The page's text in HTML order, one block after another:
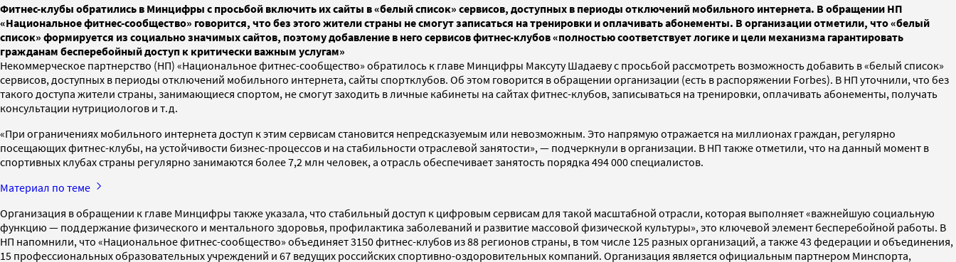
Фитнес-клубы обратились в Минцифры с просьбой включить их сайты в «белый список» сервисов, доступных в периоды отключений мобильного интернета. В обращении НП
«Национальное фитнес-сообщество» говорится, что без этого жители страны не смогут записаться на тренировки и оплачивать абонементы. В организации отметили, что «белый
список» формируется из социально значимых сайтов, поэтому добавление в него сервисов фитнес-клубов «полностью соответствует логике и цели механизма гарантировать
гражданам бесперебойный доступ к критически важным услугам»
Некоммерческое партнерство (НП) «Национальное фитнес-сообщество» обратилось к главе Минцифры Максуту Шадаеву с просьбой рассмотреть возможность добавить в «белый список»
сервисов, доступных в периоды отключений мобильного интернета, сайты спортклубов. Об этом говорится в обращении организации (есть в распоряжении Forbes). В НП уточнили, что без
такого доступа жители страны, занимающиеся спортом, не смогут заходить в личные кабинеты на сайтах фитнес-клубов, записываться на тренировки, оплачивать абонементы, получать
консультации нутрициологов и т.д.
«При ограничениях мобильного интернета доступ к этим сервисам становится непредсказуемым или невозможным. Это напрямую отражается на миллионах граждан, регулярно
посещающих фитнес-клубы, на устойчивости бизнес-процессов и на стабильности отраслевой занятости», — подчеркнули в организации. В НП также отметили, что на данный момент в
спортивных клубах страны регулярно занимаются более 7,2 млн человек, а отрасль обеспечивает занятость порядка 494 000 специалистов.
Материал по теме
Организация в обращении к главе Минцифры также указала, что стабильный доступ к цифровым сервисам для такой масштабной отрасли, которая выполняет «важнейшую социальную
функцию — поддержание физического и ментального здоровья, профилактика заболеваний и развитие массовой физической культуры», это ключевой элемент бесперебойной работы. В
НП напомнили, что «Национальное фитнес-сообщество» объединяет 3150 фитнес-клубов из 88 регионов страны, в том числе 125 разных организаций, а также 43 федерации и объединения,
15 профессиональных образовательных учреждений и 67 ведущих российских спортивно-оздоровительных компаний. Организация является официальным партнером Минспорта,